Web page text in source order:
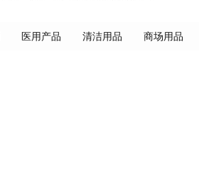
医用产品 清洁用品 商场用品